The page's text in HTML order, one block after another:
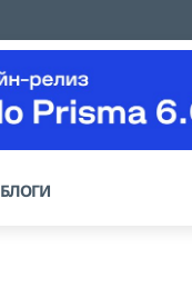
БЛОГИ